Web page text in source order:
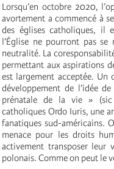
Lorsqu’en octobre 2020,
avortement a commencé à
des églises catholiques, il
l’Église ne pourront pas
neutralité. La
permettant aux aspirations
est largement acceptée. Un
développement de l’idée
prénatale de la vie » (sic
catholiques Ordo Iuris, une
fanatiques sud-américains.
menace pour les droits
activement transposer leur
polonais. Comme on peut le